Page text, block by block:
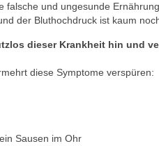
falsche und ungesunde
der Bluthochdruck ist kaum
dieser Krankheit hin und
diese Symptome verspüren:
Sausen im Ohr